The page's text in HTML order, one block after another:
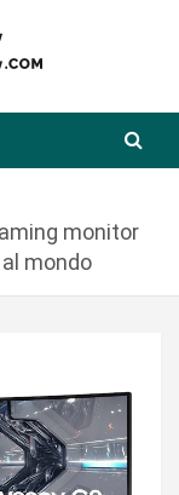
monitor
mondo